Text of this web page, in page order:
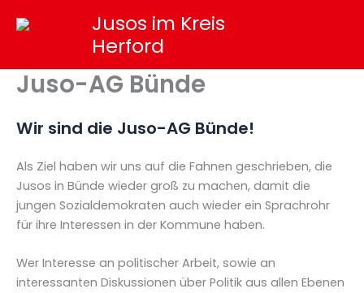
Inhalt
Jusos im Kreis
Herford
Juso-AG Bünde
Wir sind die Juso-AG Bünde!
Als Ziel haben wir uns auf die Fahnen geschrieben, die
Jusos in Bünde wieder groß zu machen, damit die
jungen Sozialdemokraten auch wieder ein Sprachrohr
für ihre Interessen in der Kommune haben.
Wer Interesse an politischer Arbeit, sowie an
interessanten Diskussionen über Politik aus allen Ebenen